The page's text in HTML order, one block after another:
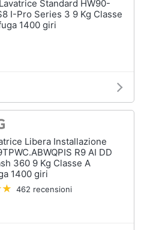
Standard HW90-
I-Pro Series 3 9 Kg Classe
1400 giri
Libera Installazione
R9 AI DD
360 9 Kg Classe A
1400 giri
462 recensioni